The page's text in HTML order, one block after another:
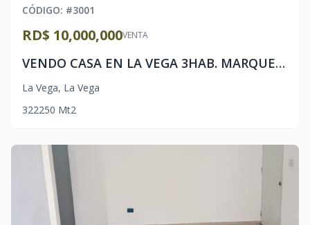
CÓDIGO: #3001
VENTA
RD$ 10,000,000
VENDO CASA EN LA VEGA 3HAB. MARQUESINA DOBLE.
La Vega, La Vega
322250 Mt2